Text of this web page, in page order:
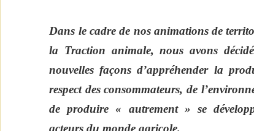
Dans le cadre de nos animations de
la Traction animale, nous avons
nouvelles façons d’appréhender la
respect des consommateurs, de
de produire « autrement » se
acteurs du monde agricole.